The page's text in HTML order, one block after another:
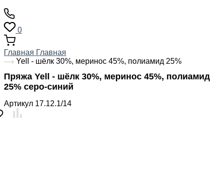
0
Главная Главная
Yell - шёлк 30%, меринос 45%, полиамид 25%
Пряжа Yell - шёлк 30%, меринос 45%, полиамид
25% серо-синий
Артикул 17.12.1/14